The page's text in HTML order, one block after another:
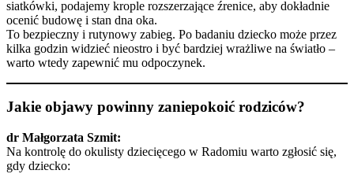
siatkówki, podajemy krople rozszerzające źrenice, aby dokładnie
ocenić budowę i stan dna oka.
To bezpieczny i rutynowy zabieg. Po badaniu dziecko może przez
kilka godzin widzieć nieostro i być bardziej wrażliwe na światło –
warto wtedy zapewnić mu odpoczynek.
Jakie objawy powinny zaniepokoić rodziców?
dr Małgorzata Szmit:
Na kontrolę do okulisty dziecięcego w Radomiu warto zgłosić się,
gdy dziecko: